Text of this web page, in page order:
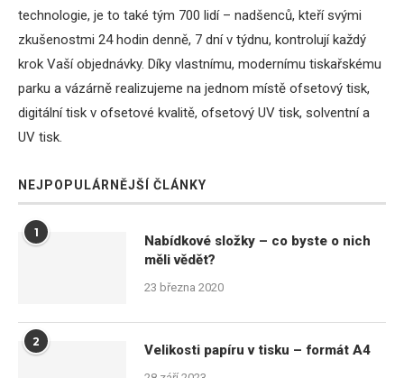
technologie, je to také tým 700 lidí – nadšenců, kteří svými
zkušenostmi 24 hodin denně, 7 dní v týdnu, kontrolují každý
krok Vaší objednávky. Díky vlastnímu, modernímu tiskařskému
parku a vázárně realizujeme na jednom místě ofsetový tisk,
digitální tisk v ofsetové kvalitě, ofsetový UV tisk, solventní a
UV tisk.
NEJPOPULÁRNĚJŠÍ ČLÁNKY
1
Nabídkové složky – co byste o nich
měli vědět?
23 března 2020
2
Velikosti papíru v tisku – formát A4